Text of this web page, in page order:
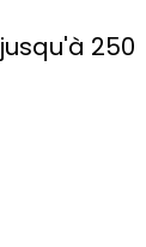
250